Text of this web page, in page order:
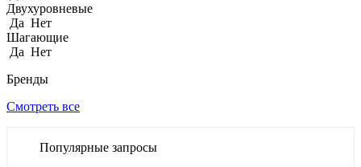
Двухуровневые
Да Нет
Шагающие
Да Нет
Бренды
Смотреть все
Популярные запросы